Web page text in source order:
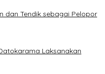
dan Tendik sebagai Pelopor
Laksanakan